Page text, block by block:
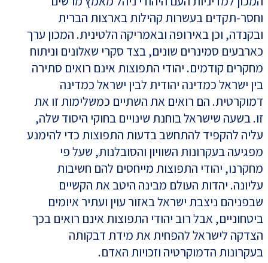
וחסר-תקדים בעשרות קהילות בארצות הברית
ובקנדה, וכן באירופה ובאמריקה הלטינית. המכון ערך
כארבעים סמינרים שונים, בצד סקרי שאלונים וניתוח
מחקרים קודמים. יהודי התפוצות אינם רואים סתירה
בין ישראל כמדינה יהודית לבין ישראל כמדינה
דמוקרטית. הם רואים את השתיים כמשלימות זו את
זו. בשעה שישראל בוחנת שינויים בחוקי היסוד שלה,
עליה להקפיד להתחשב בדעות התפוצות כדי להימנע
מפגיעה בעקרונות השוויון והסובלנות, שעל פי
מחקרנו, יהודי התפוצות מייחסים להם חשיבות
עליונה. יהדות העולם מבינה היטב את הקשיים
שבפניהם ניצבת ישראל באזור עוין ועתיר איומים
ביטחוניים, אבל רוב יהודי התפוצות אינם רואים בכך
הצדקה לישראל להפחית את מידת דבקותה
בעקרונות הדמוקרטיה וזכויות האדם.